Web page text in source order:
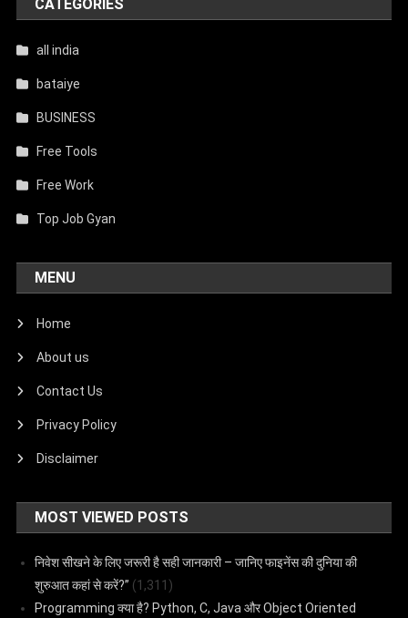
CATEGORIES
all india
bataiye
BUSINESS
Free Tools
Free Work
Top Job Gyan
MENU
Home
About us
Contact Us
Privacy Policy
Disclaimer
MOST VIEWED POSTS
निवेश सीखने के लिए जरूरी है सही जानकारी – जानिए फाइनेंस की दुनिया की
शुरुआत कहां से करें?” (1,311)
Programming क्या है? Python, C, Java और Object Oriented